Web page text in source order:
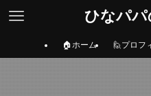
ひなパパ
🏠ホーム 🙋プロフ